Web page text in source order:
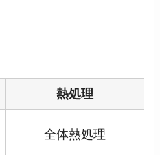
熱処理
全体熱処理